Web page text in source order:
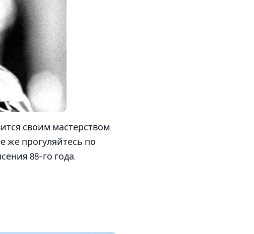
своим мастерством.
же прогуляйтесь по
88-го года.